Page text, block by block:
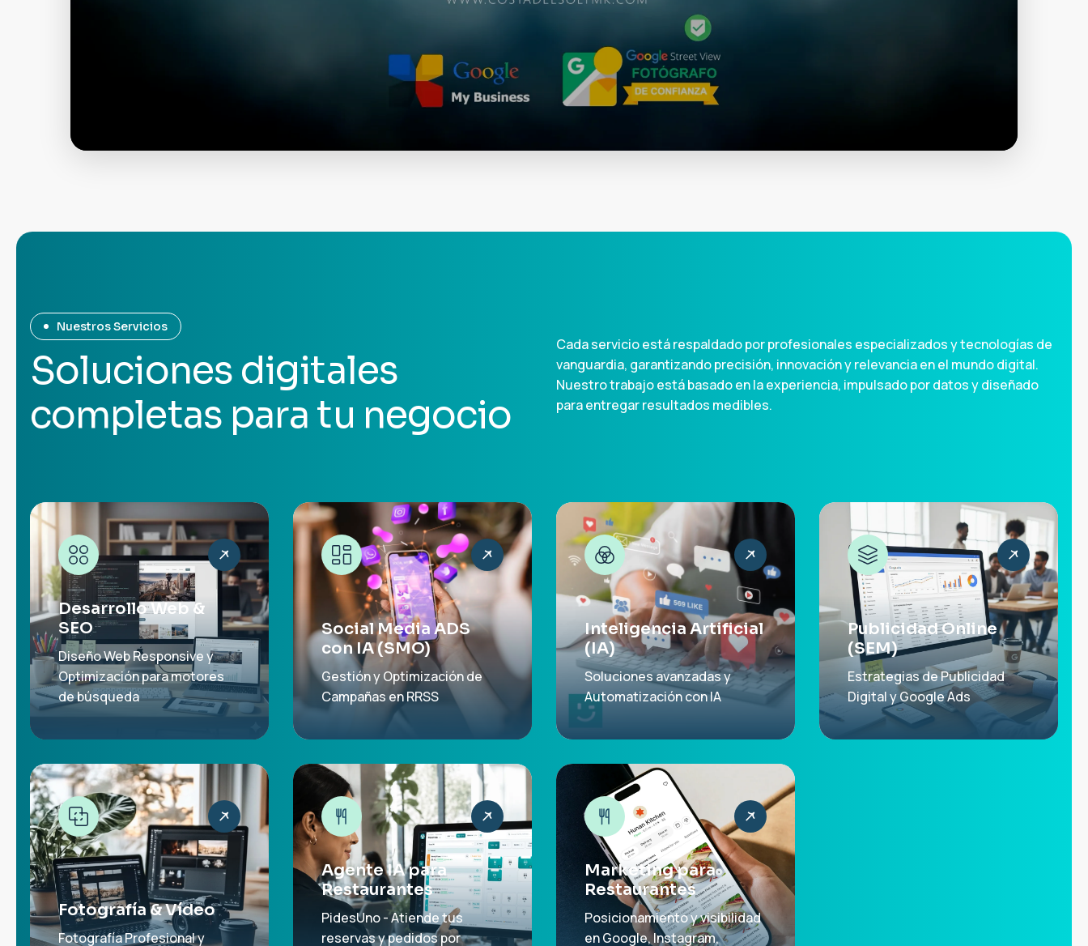
Nuestros Servicios
Soluciones digitales
completas para tu negocio
Cada servicio está respaldado por profesionales especializados y tecnologías de
vanguardia, garantizando precisión, innovación y relevancia en el mundo digital.
Nuestro trabajo está basado en la experiencia, impulsado por datos y diseñado
para entregar resultados medibles.
Desarrollo Web &
SEO
Diseño Web Responsive y
Optimización para motores
de búsqueda
Social Media ADS
con IA (SMO)
Gestión y Optimización de
Campañas en RRSS
Inteligencia Artificial
(IA)
Soluciones avanzadas y
Automatización con IA
Publicidad Online
(SEM)
Estrategias de Publicidad
Digital y Google Ads
Fotografía & Vídeo
Fotografía Profesional y
Agente IA para
Restaurantes
PidesUno - Atiende tus
reservas y pedidos por
Marketing para
Restaurantes
Posicionamiento y visibilidad
en Google, Instagram,